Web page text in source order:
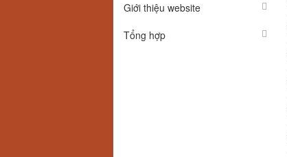
Giới thiệu website
Tổng hợp